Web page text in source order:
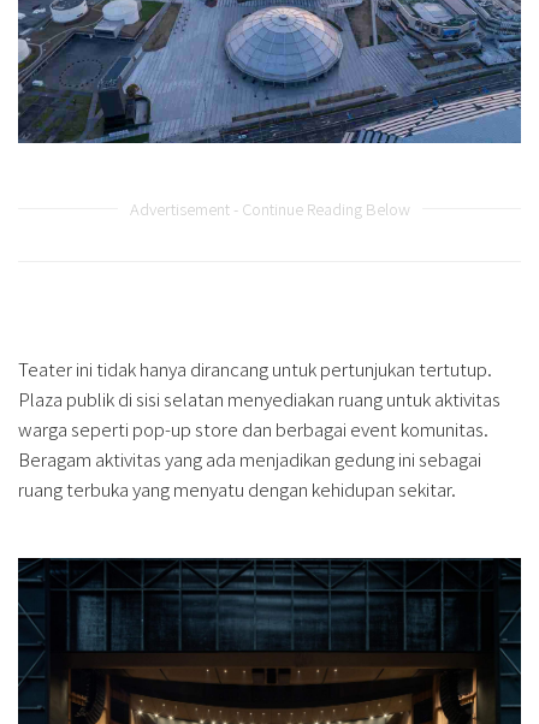
Advertisement - Continue Reading Below
Teater ini tidak hanya dirancang untuk pertunjukan tertutup.
Plaza publik di sisi selatan menyediakan ruang untuk aktivitas
warga seperti pop-up store dan berbagai event komunitas.
Beragam aktivitas yang ada menjadikan gedung ini sebagai
ruang terbuka yang menyatu dengan kehidupan sekitar.